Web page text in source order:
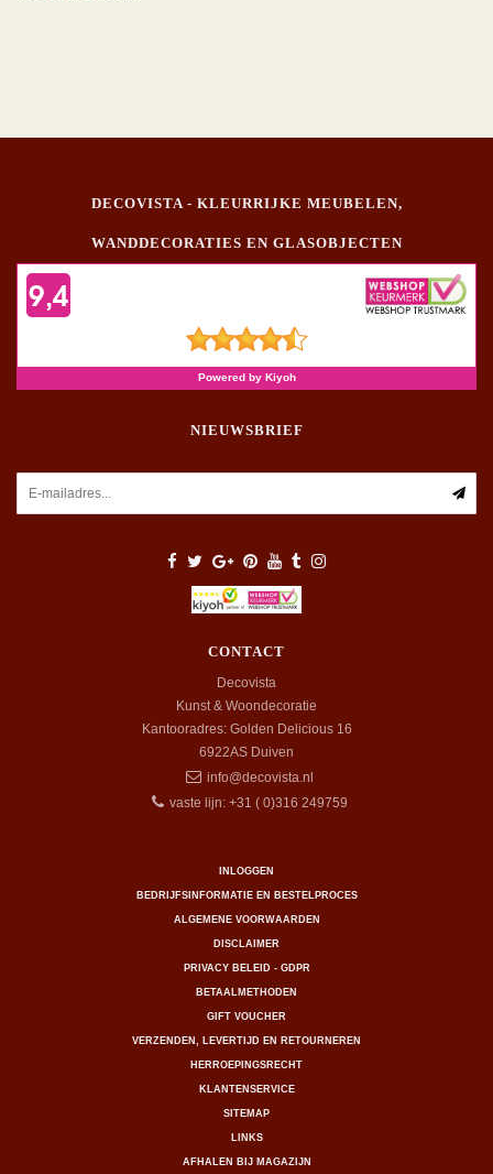
DECOVISTA - KLEURRIJKE MEUBELEN,
WANDDECORATIES EN GLASOBJECTEN
NIEUWSBRIEF
CONTACT
Decovista
Kunst & Woondecoratie
Kantooradres: Golden Delicious 16
6922AS Duiven
info@decovista.nl
vaste lijn: +31 ( 0)316 249759
INLOGGEN
BEDRIJFSINFORMATIE EN BESTELPROCES
ALGEMENE VOORWAARDEN
DISCLAIMER
PRIVACY BELEID - GDPR
BETAALMETHODEN
GIFT VOUCHER
VERZENDEN, LEVERTIJD EN RETOURNEREN
HERROEPINGSRECHT
KLANTENSERVICE
SITEMAP
LINKS
AFHALEN BIJ MAGAZIJN